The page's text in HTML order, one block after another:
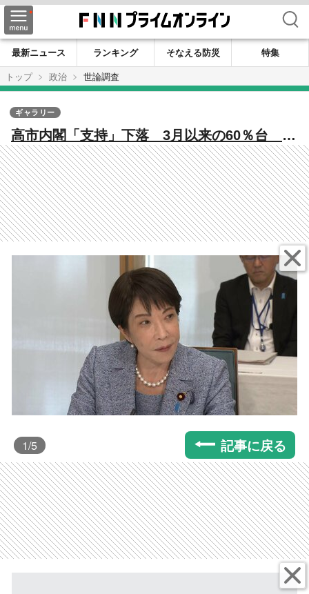
検索
最新ニュース ランキング そなえる防災
特集
トップ
政治 世論調査
​高市内閣「支持」下落 3月以来の60％台 物
価高対策への不満6割近く 8割弱が「手取り
増えた実感ない」 FNN世論調査を詳細分析
ギャラリー
1/5 記事に戻る